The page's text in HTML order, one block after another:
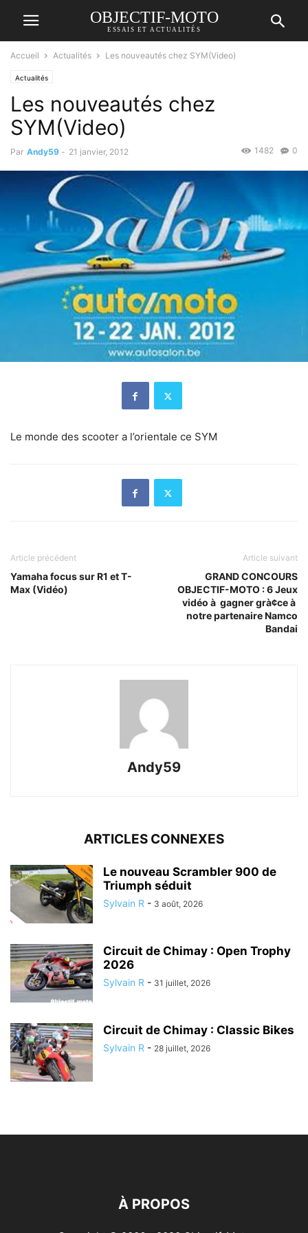
OBJECTIF-MOTO
ESSAIS ET ACTUALITÉS
Accueil Actualités Les nouveautés chez SYM(Video)
Actualités
Les nouveautés chez
SYM(Video)
Par Andy59 - 21 janvier, 2012 0
1482
Le monde des scooter a l’orientale ce SYM
Article précédent
Yamaha focus sur R1 et T-
Max (Vidéo)
Article suivant
GRAND CONCOURS
OBJECTIF-MOTO : 6 Jeux
vidéo à gagner grà¢ce à
notre partenaire Namco
Bandai
Andy59
ARTICLES CONNEXES
Le nouveau Scrambler 900 de
Triumph séduit
Sylvain R - 3 août, 2026
Circuit de Chimay : Open Trophy
2026
Sylvain R - 31 juillet, 2026
Circuit de Chimay : Classic Bikes
Sylvain R - 28 juillet, 2026
À PROPOS